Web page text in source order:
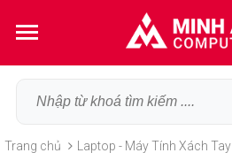
Trang chủ Laptop - Máy Tính Xách Tay